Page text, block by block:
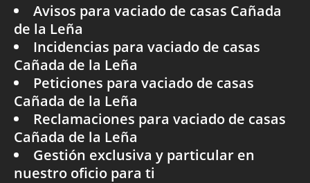
Avisos para vaciado de casas Cañada
de la Leña
Incidencias para vaciado de casas
Cañada de la Leña
Peticiones para vaciado de casas
Cañada de la Leña
Reclamaciones para vaciado de casas
Cañada de la Leña
Gestión exclusiva y particular en
nuestro oficio para ti